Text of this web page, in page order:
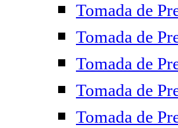
Tomada de
Tomada de
Tomada de
Tomada de
Tomada de